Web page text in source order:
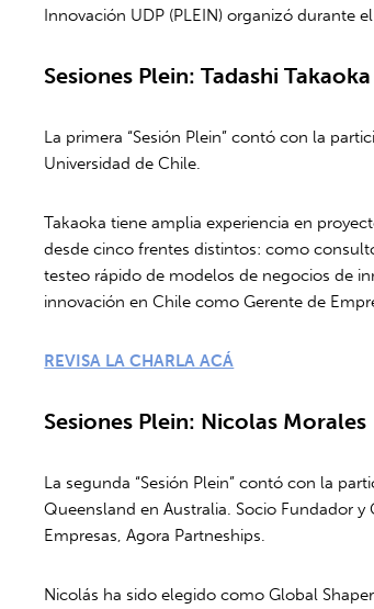
Innovación UDP (PLEIN) organizó durante
Sesiones Plein: Tadashi Takaoka
La primera “Sesión Plein” contó con la
Universidad de Chile.
Takaoka tiene amplia experiencia en
desde cinco frentes distintos: como
testeo rápido de modelos de negocios de
innovación en Chile como Gerente de
REVISA LA CHARLA ACÁ
Sesiones Plein: Nicolas Morales
La segunda “Sesión Plein” contó con la
Queensland en Australia. Socio Fundador
Empresas, Agora Partneships.
Nicolás ha sido elegido como Global